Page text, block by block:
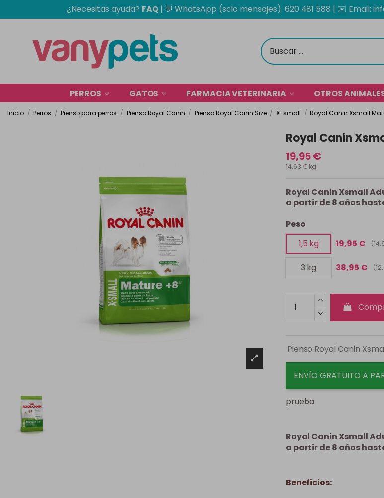
¿Necesitas ayuda? FAQ| 💬 WhatsApp (solo mensajes): 620 481 588 | ✉️ Email:
PERROS GATOS FARMACIA VETERINARIA OTROS
Inicio Perros Pienso para perros Pienso Royal Canin Pienso Royal Canin Size X-small Royal Canin Xsmall
Royal Canin
19,95 €
14,63 € kg
Royal Canin Xsmall
a partir de 8 años
Peso
1,5 kg
19,95 €
3 kg 38,95 €
Pienso Royal Canin
ENVÍO GRATUITO A
prueba
Royal Canin Xsmall
a partir de 8 años
Beneficios: